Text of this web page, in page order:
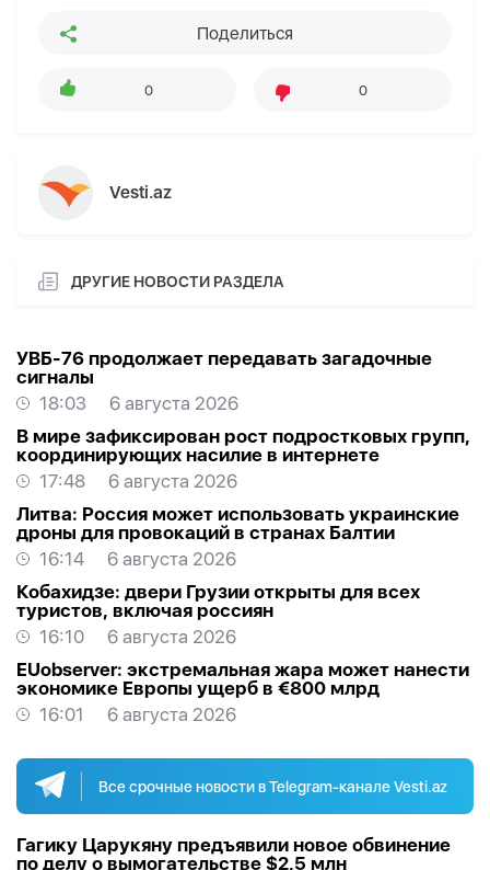
Поделиться
0 0
Vesti.az
ДРУГИЕ НОВОСТИ РАЗДЕЛА
УВБ-76 продолжает передавать загадочные
сигналы
18:03
6 августа 2026
В мире зафиксирован рост подростковых групп,
координирующих насилие в интернете
17:48
6 августа 2026
Литва: Россия может использовать украинские
дроны для провокаций в странах Балтии
16:14
6 августа 2026
Кобахидзе: двери Грузии открыты для всех
туристов, включая россиян
16:10
6 августа 2026
EUobserver: экстремальная жара может нанести
экономике Европы ущерб в €800 млрд
16:01
6 августа 2026
Все срочные новости в Telegram-канале Vesti.az
Гагику Царукяну предъявили новое обвинение
по делу о вымогательстве $2,5 млн